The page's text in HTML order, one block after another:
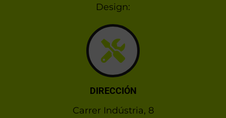
Design:
DIRECCIÓN
Carrer Indústria, 8